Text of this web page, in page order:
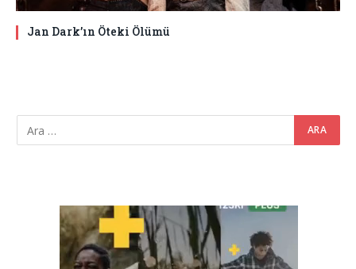
Jan Dark’ın Öteki Ölümü
Video
oynatıcı